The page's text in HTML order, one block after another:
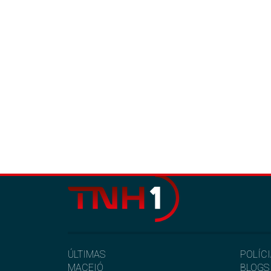
ÚLTIMAS
MACEIÓ
BLOGS